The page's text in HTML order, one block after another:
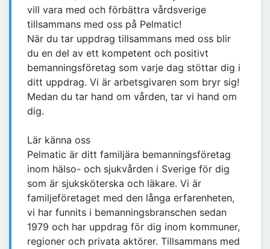
vill vara med och förbättra vårdsverige
tillsammans med oss på Pelmatic!
När du tar uppdrag tillsammans med oss blir
du en del av ett kompetent och positivt
bemanningsföretag som varje dag stöttar dig i
ditt uppdrag. Vi är arbetsgivaren som bryr sig!
Medan du tar hand om vården, tar vi hand om
dig.
Lär känna oss
Pelmatic är ditt familjära bemanningsföretag
inom hälso- och sjukvården i Sverige för dig
som är sjuksköterska och läkare. Vi är
familjeföretaget med den långa erfarenheten,
vi har funnits i bemanningsbranschen sedan
1979 och har uppdrag för dig inom kommuner,
regioner och privata aktörer. Tillsammans med